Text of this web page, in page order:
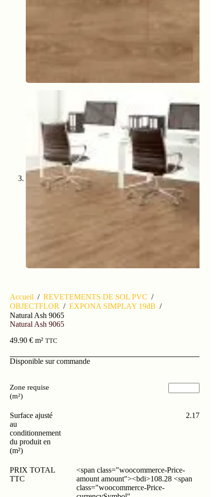
Accueil / REVETEMENTS DE SOL PVC /
OBJECTFLOR / EXPONA SIMPLAY 19dB /
Natural Ash 9065
Natural Ash 9065
49.90 € m² TTC
Disponible sur commande
Zone requise
(m²)
Surface ajusté
au
conditionnement
du produit en
(m²)
2.17
PRIX TOTAL
TTC
<span class="woocommerce-Price-
amount amount"><bdi>108.28 <span
class="woocommerce-Price-